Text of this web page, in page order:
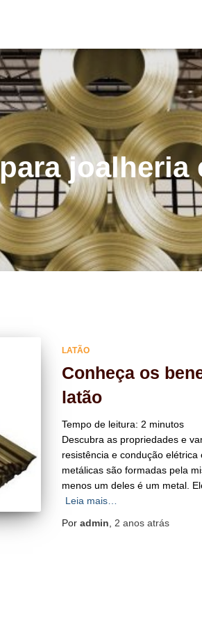
joalheria
LATÃO
Conheça os
latão
Tempo de leitura: 2 minutos
Descubra as propriedades e
resistência e condução
metálicas são formadas pela
menos um deles é um metal.
Leia mais…
Por admin 2 anosatrás